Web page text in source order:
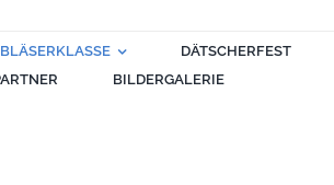
BLÄSERKLASSE DÄTSCHERFEST
BILDERGALERIE